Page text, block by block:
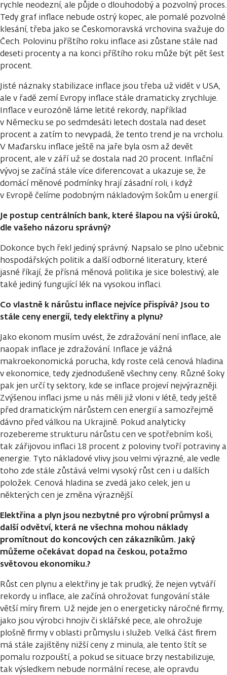
rychle neodezní, ale půjde o dlouhodobý a pozvolný proces.
Tedy graf inflace nebude ostrý kopec, ale pomalé pozvolné
klesání, třeba jako se Českomoravská vrchovina svažuje do
Čech. Polovinu příštího roku inflace asi zůstane stále nad
deseti procenty a na konci příštího roku může být pět šest
procent.
Jisté náznaky stabilizace inflace jsou třeba už vidět v USA,
ale v řadě zemí Evropy inflace stále dramaticky zrychluje.
Inflace v eurozóně láme letité rekordy, například
v Německu se po sedmdesáti letech dostala nad deset
procent a zatím to nevypadá, že tento trend je na vrcholu.
V Maďarsku inflace ještě na jaře byla osm až devět
procent, ale v září už se dostala nad 20 procent. Inflační
vývoj se začíná stále více diferencovat a ukazuje se, že
domácí měnové podmínky hrají zásadní roli, i když
v Evropě čelíme podobným nákladovým šokům u energií.
Je postup centrálních bank, které šlapou na výši úroků,
dle vašeho názoru správný?
Dokonce bych řekl jediný správný. Napsalo se plno učebnic
hospodářských politik a další odborné literatury, které
jasné říkají, že přísná měnová politika je sice bolestivý, ale
také jediný fungující lék na vysokou inflaci.
Co vlastně k nárůstu inflace nejvíce přispívá? Jsou to
stále ceny energií, tedy elektřiny a plynu?
Jako ekonom musím uvést, že zdražování není inflace, ale
naopak inflace je zdražování. Inflace je vážná
makroekonomická porucha, kdy roste celá cenová hladina
v ekonomice, tedy zjednodušeně všechny ceny. Různé šoky
pak jen určí ty sektory, kde se inflace projeví nejvýrazněji.
Zvýšenou inflaci jsme u nás měli již vloni v létě, tedy ještě
před dramatickým nárůstem cen energií a samozřejmě
dávno před válkou na Ukrajině. Pokud analyticky
rozebereme strukturu nárůstu cen ve spotřebním koši,
tak zářijovou inflaci 18 procent z poloviny tvoří potraviny a
energie. Tyto nákladové vlivy jsou velmi výrazné, ale vedle
toho zde stále zůstává velmi vysoký růst cen i u dalších
položek. Cenová hladina se zvedá jako celek, jen u
některých cen je změna výraznější.
Elektřina a plyn jsou nezbytné pro výrobní průmysl a
další odvětví, která ne všechna mohou náklady
promítnout do koncových cen zákazníkům. Jaký
můžeme očekávat dopad na českou, potažmo
světovou ekonomiku.?
Růst cen plynu a elektřiny je tak prudký, že nejen vytváří
rekordy u inflace, ale začíná ohrožovat fungování stále
větší míry firem. Už nejde jen o energeticky náročné firmy,
jako jsou výrobci hnojiv či sklářské pece, ale ohrožuje
plošně firmy v oblasti průmyslu i služeb. Velká část firem
má stále zajištěny nižší ceny z minula, ale tento štít se
pomalu rozpouští, a pokud se situace brzy nestabilizuje,
tak výsledkem nebude normální recese, ale opravdu